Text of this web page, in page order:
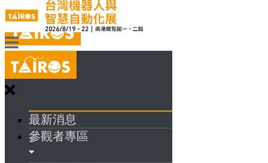
最新消息
參觀者專區